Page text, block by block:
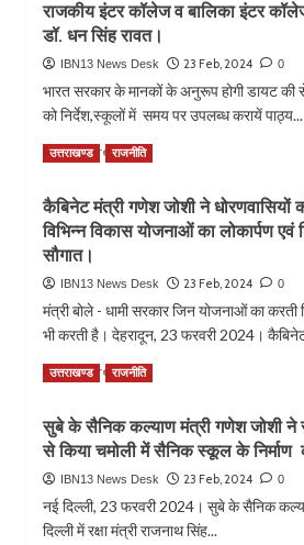
मसूरी
विधानसभा
बूथ
नंबर
76
सुनी
की
मन
की
आज
काश्तकारों
बकाये
की
14
लाख
हजार
रुपए।
राजकीय इंटर कॉलेज व बालिका इंटर
डॉ. धन सिंह रावत।
IBN13 News Desk 23 Feb, 2024 0
भारत सरकार के मानकों के अनुरूप होगी डायट की
को निर्देश,स्कूलों में समय पर उपलब्ध करायें पाठ्य...
Read MoreRead
राजकीय
इंटर
इंटर
कॉलेजों
होगा
डॉ.
धन
सिंह
रावत।
उत्तराखण्ड राजनीति
कैबिनेट मंत्री गणेश जोशी ने धोरणवासियों
विभिन्न विकास योजनाओं का लोकार्पण एवं
सौगात।
IBN13 News Desk 23 Feb, 2024 0
मंत्री बोले - धामी सरकार जिन योजनाओं का करती
भी करती है। देहरादून, 23 फरवरी 2024।
Read MoreRead
कैबिनेट
मंत्री
ने
धोरणवासियों
उत्तराखण्ड राजनीति
सुबे के सैनिक कल्याण मंत्री गणेश जोशी ने
से किया चमोली में सैनिक स्कूल के निर्माण
IBN13 News Desk 23 Feb, 2024 0
नई दिल्ली, 23 फरवरी 2024। सुबे के सैनिक
दिल्ली में रक्षा मंत्री राजनाथ सिंह...